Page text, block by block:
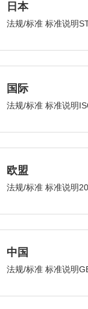
日本
法规/标准 标准说明
国际
法规/标准 标准说明
欧盟
法规/标准 标准说明
中国
法规/标准 标准说明